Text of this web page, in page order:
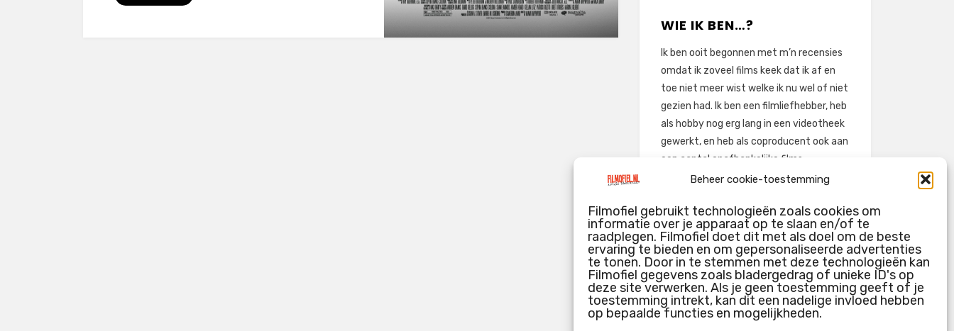
Beheer cookie-toestemming
Filmofiel gebruikt technologieën zoals cookies om
informatie over je apparaat op te slaan en/of te
raadplegen. Filmofiel doet dit met als doel om de beste
ervaring te bieden en om gepersonaliseerde advertenties
te tonen. Door in te stemmen met deze technologieën kan
Filmofiel gegevens zoals bladergedrag of unieke ID's op
deze site verwerken. Als je geen toestemming geeft of je
toestemming intrekt, kan dit een nadelige invloed hebben
op bepaalde functies en mogelijkheden.
WIE IK BEN…?
Ik ben ooit begonnen met m’n recensies
omdat ik zoveel films keek dat ik af en
toe niet meer wist welke ik nu wel of niet
gezien had. Ik ben een filmliefhebber, heb
als hobby nog erg lang in een videotheek
gewerkt, en heb als coproducent ook aan
een aantal onafhankelijke films
meegewerkt.
pretentieloze uitbreidingen van m’n
voormalige ‘videotheek-geouwehoer’,
aangevuld met een groeiende kennis
over de kunde én de kunst van het
maken van film.